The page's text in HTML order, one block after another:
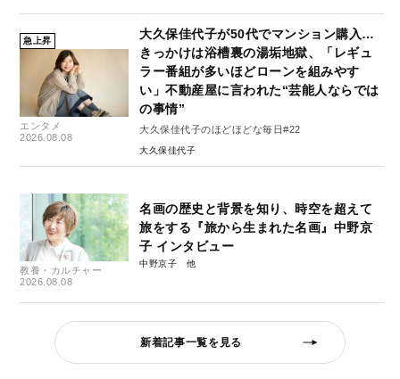
急上昇
エンタメ
2026.08.08
大久保佳代子が50代でマンション購入…
きっかけは浴槽裏の湯垢地獄、「レギュ
ラー番組が多いほどローンを組みやす
い」不動産屋に言われた“芸能人ならでは
の事情”
大久保佳代子のほどほどな毎日#22
大久保佳代子
教養・カルチャー
2026.08.08
名画の歴史と背景を知り、時空を超えて
旅をする『旅から生まれた名画』中野京
子 インタビュー
中野京子
新着記事一覧を見る